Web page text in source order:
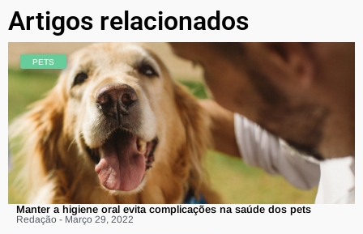
Artigos relacionados
PETS
Manter a higiene oral evita complicações na saúde dos pets
Redação - Março 29, 2022